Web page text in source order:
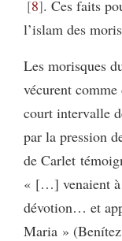
8 . Ces faits
l’islam des
Les morisques
vécurent
court intervalle
par la pression
de Carlet
« […] venaient à
dévotion… et
Maria »